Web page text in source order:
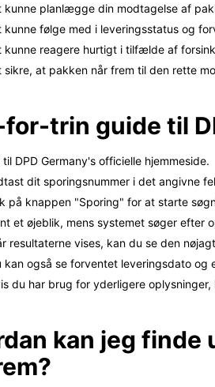
kunne planlægge din modtagelse af
kunne følge med i leveringsstatus og
kunne reagere hurtigt i tilfælde af
sikre, at pakken når frem til den rette
trin guide til
til DPD Germany's officielle hjemmeside.
dit sporingsnummer i det angivne
på knappen "Sporing" for at starte
et øjeblik, mens systemet søger efter
resultaterne vises, kan du se den
kan også se forventet leveringsdato
du har brug for yderligere
kan jeg finde